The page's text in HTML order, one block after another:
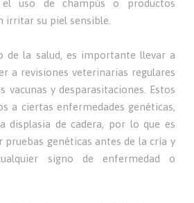
uso de champús o productos
irritar su piel sensible.
de la salud, es importante llevar a
a revisiones veterinarias regulares
vacunas y desparasitaciones. Estos
a ciertas enfermedades genéticas,
displasia de cadera, por lo que es
genéticas antes de la cría y
signo de enfermedad o